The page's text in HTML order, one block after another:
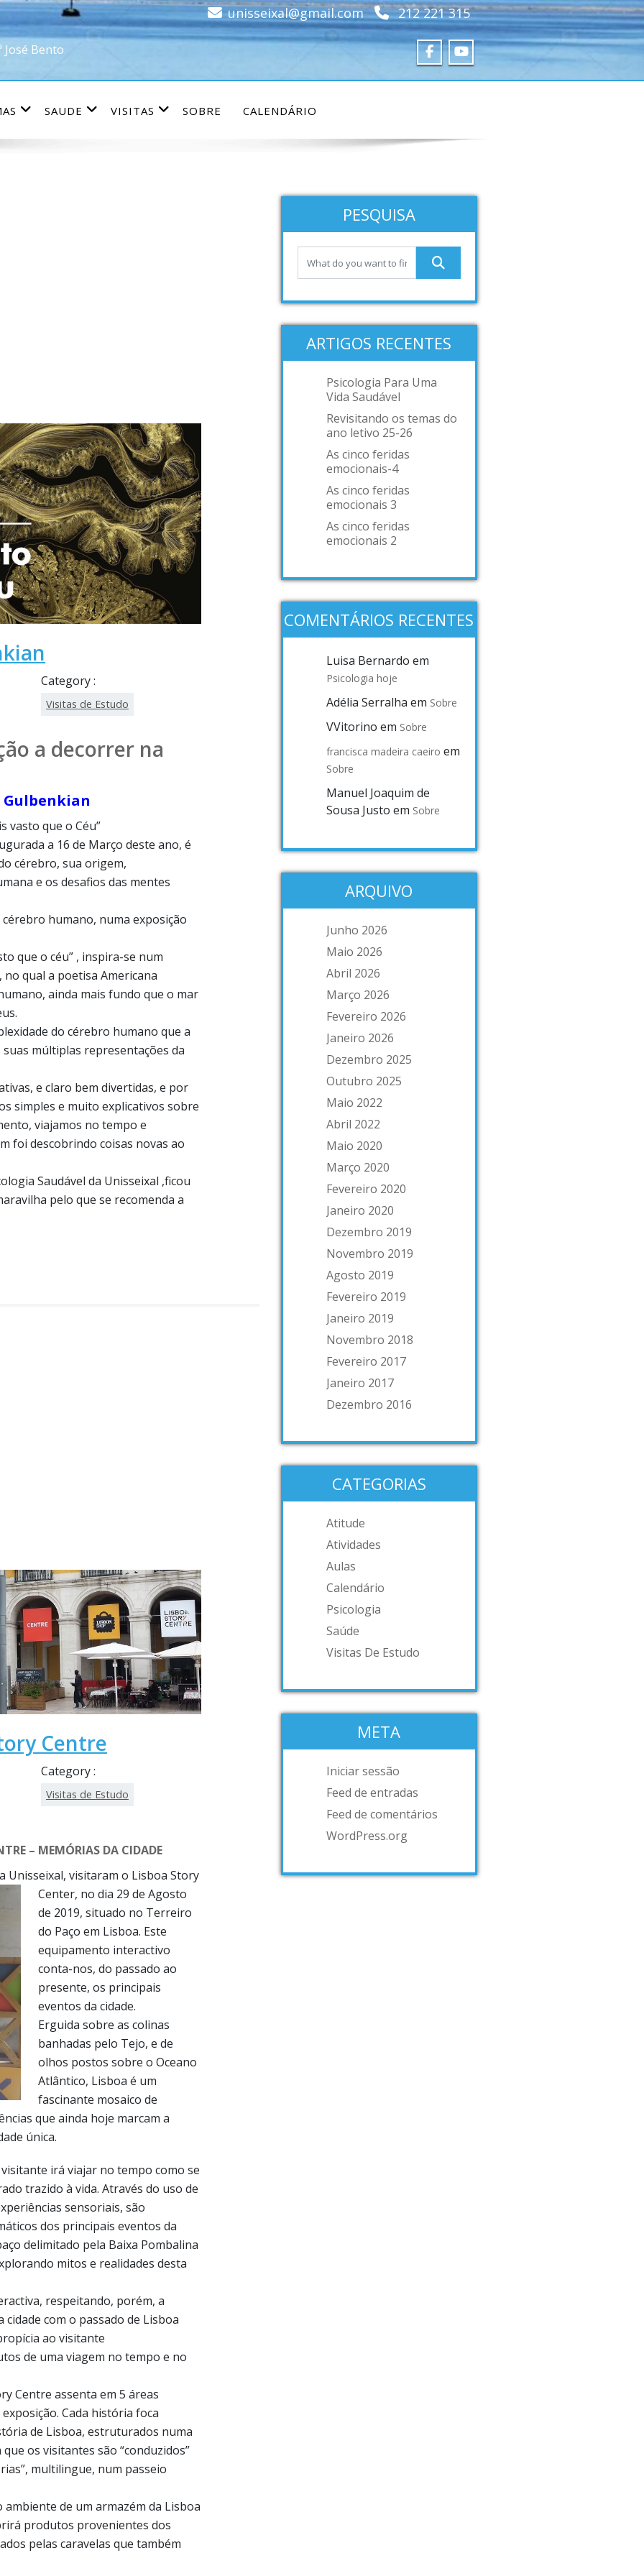
Bento
unisseixal@gmail.com 212 221 315
SAUDE VISITAS SOBRE CALENDÁRIO
Category :
Visitas de Estudo
a decorrer na
Gulbenkian
vasto que o Céu”
a 16 de Março deste ano, é
cérebro, sua origem,
e os desafios das mentes
humano, numa exposição
que o céu” , inspira-se num
qual a poetisa Americana
ainda mais fundo que o mar
do cérebro humano que a
múltiplas representações da
e claro bem divertidas, e por
simples e muito explicativos sobre
viajamos no tempo e
foi descobrindo coisas novas ao
Saudável da Unisseixal ,ficou
pelo que se recomenda a
Centre
Category :
Visitas de Estudo
– MEMÓRIAS DA CIDADE
Unisseixal, visitaram o Lisboa Story
Center, no dia 29 de Agosto
de 2019, situado no Terreiro
do Paço em Lisboa. Este
equipamento interactivo
conta-nos, do passado ao
presente, os principais
eventos da cidade.
Erguida sobre as colinas
banhadas pelo Tejo, e de
olhos postos sobre o Oceano
Atlântico, Lisboa é um
fascinante mosaico de
que ainda hoje marcam a
única.
irá viajar no tempo como se
trazido à vida. Através do uso de
sensoriais, são
dos principais eventos da
delimitado pela Baixa Pombalina
mitos e realidades desta
respeitando, porém, a
com o passado de Lisboa
ao visitante
de uma viagem no tempo e no
Centre assenta em 5 áreas
Cada história foca
de Lisboa, estruturados numa
os visitantes são “conduzidos”
multilingue, num passeio
de um armazém da Lisboa
produtos provenientes dos
pelas caravelas que também
PESQUISA
ARTIGOS RECENTES
Psicologia Para Uma
Vida Saudável
Revisitando os temas do
ano letivo 25-26
As cinco feridas
emocionais-4
As cinco feridas
emocionais 3
As cinco feridas
emocionais 2
COMENTÁRIOS RECENTES
Luisa Bernardo em
Psicologia hoje
Adélia Serralha em Sobre
VVitorino em Sobre
francisca madeira caeiro em
Sobre
Manuel Joaquim de
Sousa Justo em Sobre
ARQUIVO
Junho 2026
Maio 2026
Abril 2026
Março 2026
Fevereiro 2026
Janeiro 2026
Dezembro 2025
Outubro 2025
Maio 2022
Abril 2022
Maio 2020
Março 2020
Fevereiro 2020
Janeiro 2020
Dezembro 2019
Novembro 2019
Agosto 2019
Fevereiro 2019
Janeiro 2019
Novembro 2018
Fevereiro 2017
Janeiro 2017
Dezembro 2016
CATEGORIAS
Atitude
Atividades
Aulas
Calendário
Psicologia
Saúde
Visitas De Estudo
META
Iniciar sessão
Feed de entradas
Feed de comentários
WordPress.org